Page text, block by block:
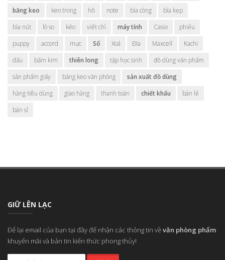
băng keo
keo trong hồ note bìa còng
bìa kẹp
bìa nút
lò so kéo viết chì máy tính Casio
phiếu
puppy
accord mực Sổ Xoá Đĩa Maxcell
Kachi
dấu
bấm kim thiên long tập học sinh
đồ dùng văn phẩm
sản phẩm giấy
băng keo văn phòng
sản xuất đồ dùng
hàng tiêu dùng
giao hàng thanh toán chiết khấu
bán lẻ
bán sỉ
GIỮ LÊN LẠC
Để lại email của bạn tại đây để nhận các thông tin vềvăn phòng phẩm
khuyến mãi và bản tin kiến thức phong thủy!